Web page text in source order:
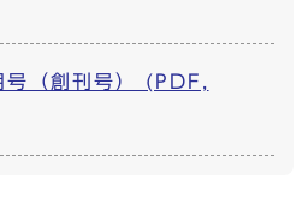
（創刊号） (PDF,